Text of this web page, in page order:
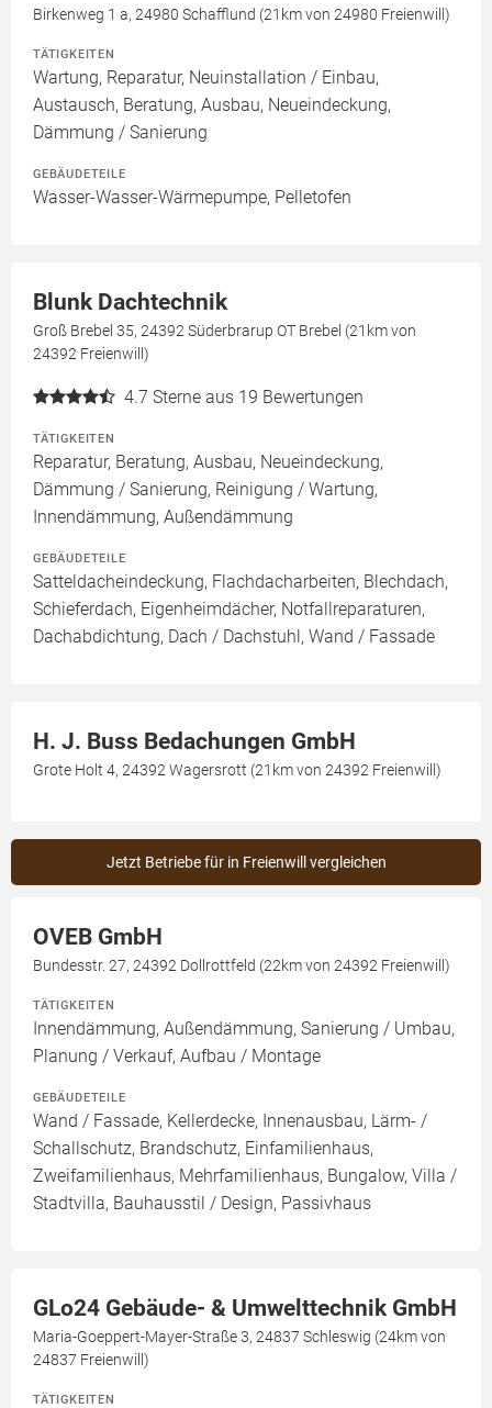
Birkenweg 1 a, 24980 Schafflund (21km von 24980 Freienwill)
TÄTIGKEITEN
Wartung, Reparatur, Neuinstallation / Einbau,
Austausch, Beratung, Ausbau, Neueindeckung,
Dämmung / Sanierung
GEBÄUDETEILE
Wasser-Wasser-Wärmepumpe, Pelletofen
Blunk Dachtechnik
Groß Brebel 35, 24392 Süderbrarup OT Brebel (21km von
24392 Freienwill)
4.7 Sterne aus 19 Bewertungen
TÄTIGKEITEN
Reparatur, Beratung, Ausbau, Neueindeckung,
Dämmung / Sanierung, Reinigung / Wartung,
Innendämmung, Außendämmung
GEBÄUDETEILE
Satteldacheindeckung, Flachdacharbeiten, Blechdach,
Schieferdach, Eigenheimdächer, Notfallreparaturen,
Dachabdichtung, Dach / Dachstuhl, Wand / Fassade
H. J. Buss Bedachungen GmbH
Grote Holt 4, 24392 Wagersrott (21km von 24392 Freienwill)
Jetzt Betriebe für in Freienwill vergleichen
OVEB GmbH
Bundesstr. 27, 24392 Dollrottfeld (22km von 24392 Freienwill)
TÄTIGKEITEN
Innendämmung, Außendämmung, Sanierung / Umbau,
Planung / Verkauf, Aufbau / Montage
GEBÄUDETEILE
Wand / Fassade, Kellerdecke, Innenausbau, Lärm- /
Schallschutz, Brandschutz, Einfamilienhaus,
Zweifamilienhaus, Mehrfamilienhaus, Bungalow, Villa /
Stadtvilla, Bauhausstil / Design, Passivhaus
GLo24 Gebäude- & Umwelttechnik GmbH
Maria-Goeppert-Mayer-Straße 3, 24837 Schleswig (24km von
24837 Freienwill)
TÄTIGKEITEN